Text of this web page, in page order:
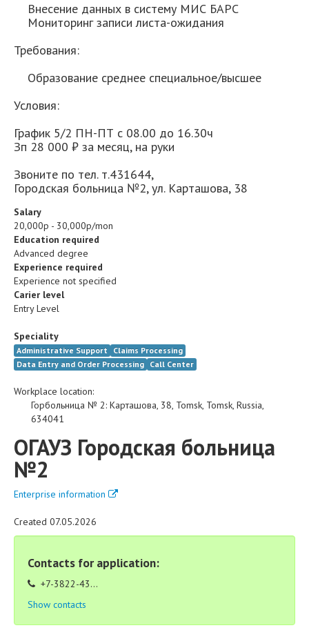
Внесение данных в систему МИС БАРС
Мониторинг записи листа-ожидания
Требования:
Образование среднее специальное/высшее
Условия:
График 5/2 ПН-ПТ с 08.00 до 16.30ч
Зп 28 000 ₽ за месяц, на руки
Звоните по тел. т.431644,
Городская больница №2, ул. Карташова, 38
Salary
20,000р - 30,000р/mon
Education required
Advanced degree
Experience required
Experience not specified
Carier level
Entry Level
Speciality
Administrative Support
Claims Processing
Data Entry and Order Processing Call Center
Workplace location:
Горбольница № 2: Карташова, 38, Tomsk, Tomsk, Russia,
634041
ОГАУЗ Городская больница
№2
Enterprise information
Created 07.05.2026
Contacts for application:
+7-3822-43...
Show contacts